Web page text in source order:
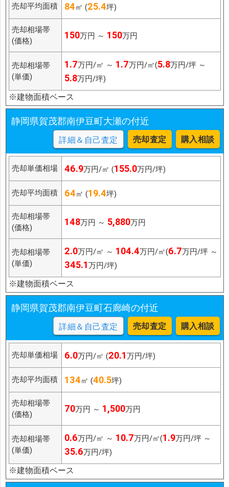
売却平均面積 84㎡ (25.4坪)
売却相場帯
(価格)
150万円 ～ 150万円
売却相場帯
(単価)
1.7万円/㎡ ～ 1.7万円/㎡(5.8万円/坪 ～
5.8万円/坪)
※建物面積ベース
静岡県賀茂郡南伊豆町大瀬の付近
詳細＆自己査定 売却査定 購入相談
売却単価相場 46.9万円/㎡ (155.0万円/坪)
売却平均面積 64㎡ (19.4坪)
売却相場帯
(価格)
148万円 ～ 5,880万円
売却相場帯
(単価)
2.0万円/㎡ ～ 104.4万円/㎡(6.7万円/坪 ～
345.1万円/坪)
※建物面積ベース
静岡県賀茂郡南伊豆町石廊崎の付近
詳細＆自己査定 売却査定 購入相談
売却単価相場 6.0万円/㎡ (20.1万円/坪)
売却平均面積 134㎡ (40.5坪)
売却相場帯
(価格)
70万円 ～ 1,500万円
売却相場帯
(単価)
0.6万円/㎡ ～ 10.7万円/㎡(1.9万円/坪 ～
35.6万円/坪)
※建物面積ベース